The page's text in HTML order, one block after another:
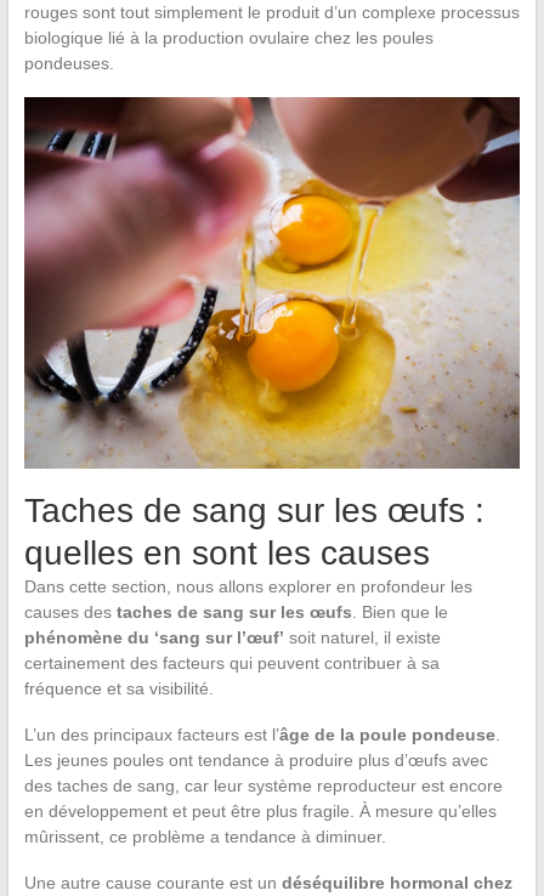
rouges sont tout simplement le produit d’un complexe processus
biologique lié à la production ovulaire chez les poules
pondeuses.
Taches de sang sur les œufs :
quelles en sont les causes
Dans cette section, nous allons explorer en profondeur les
causes des taches de sang sur les œufs . Bien que le
phénomène du ‘sang sur l’œuf’ soit naturel, il existe
certainement des facteurs qui peuvent contribuer à sa
fréquence et sa visibilité.
L’un des principaux facteurs est l’âge de la poule pondeuse.
Les jeunes poules ont tendance à produire plus d’œufs avec
des taches de sang, car leur système reproducteur est encore
en développement et peut être plus fragile. À mesure qu’elles
mûrissent, ce problème a tendance à diminuer.
Une autre cause courante est un déséquilibre hormonal chez